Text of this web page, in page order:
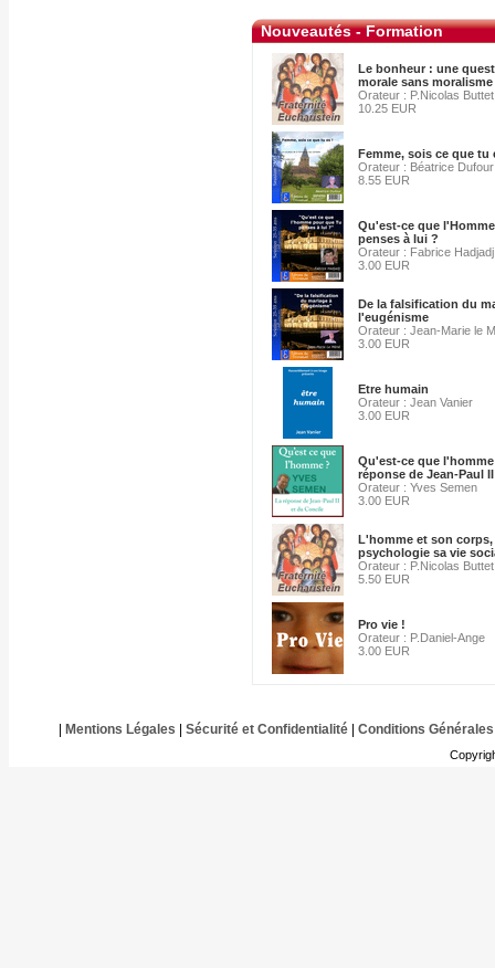
Nouveautés - Formation
Le bonheur : une
morale sans moralisme
Orateur : P.Nicolas Buttet
10.25 EUR
Femme, sois ce que tu
Orateur : Béatrice Dufour
8.55 EUR
Qu'est-ce que
penses à lui ?
Orateur : Fabrice Hadjadj
3.00 EUR
De la falsification du
l'eugénisme
Orateur : Jean-Marie le
3.00 EUR
Etre humain
Orateur : Jean Vanier
3.00 EUR
Qu'est-ce que
réponse de Jean-Paul II
Orateur : Yves Semen
3.00 EUR
L'homme et son corps,
psychologie sa vie
Orateur : P.Nicolas Buttet
5.50 EUR
Pro vie !
Orateur : P.Daniel-Ange
3.00 EUR
Mentions Légales Sécurité et Confidentialité| Conditions Générales